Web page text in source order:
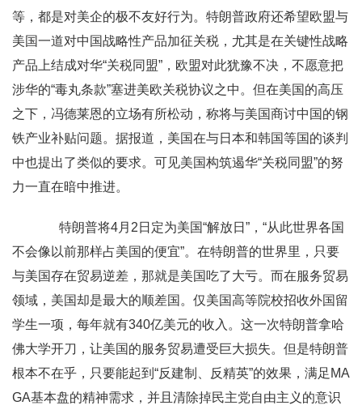
等，都是对美企的极不友好行为。特朗普政府还希望欧盟与
美国一道对中国战略性产品加征关税，尤其是在关键性战略
产品上结成对华“关税同盟”，欧盟对此犹豫不决，不愿意把
涉华的“毒丸条款”塞进美欧关税协议之中。但在美国的高压
之下，冯德莱恩的立场有所松动，称将与美国商讨中国的钢
铁产业补贴问题。据报道，美国在与日本和韩国等国的谈判
中也提出了类似的要求。可见美国构筑遏华“关税同盟”的努
力一直在暗中推进。
特朗普将4月2日定为美国“解放日”，“从此世界各国
不会像以前那样占美国的便宜”。在特朗普的世界里，只要
与美国存在贸易逆差，那就是美国吃了大亏。而在服务贸易
领域，美国却是最大的顺差国。仅美国高等院校招收外国留
学生一项，每年就有340亿美元的收入。这一次特朗普拿哈
佛大学开刀，让美国的服务贸易遭受巨大损失。但是特朗普
根本不在乎，只要能起到“反建制、反精英”的效果，满足MA
GA基本盘的精神需求，并且清除掉民主党自由主义的意识